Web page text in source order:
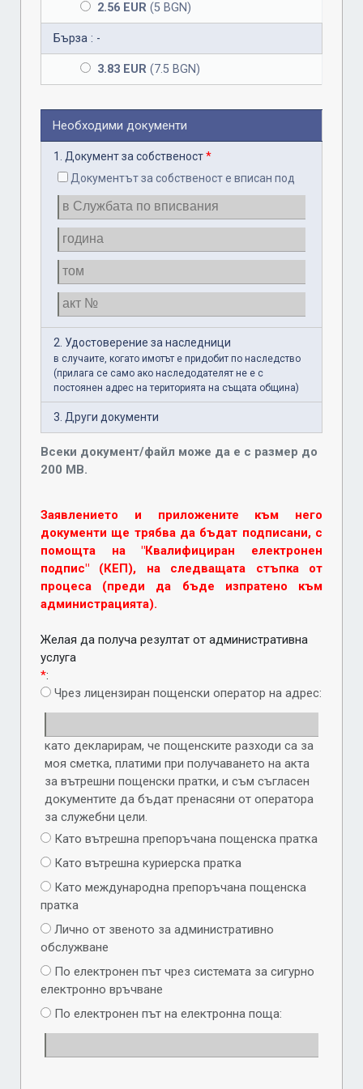
2.56 EUR (5 BGN)
Бърза : -
3.83 EUR (7.5 BGN)
Всеки документ/файл може да е с размер до
200 MB.
Необходими документи
1. Документ за собственост*
Документът за собственост е вписан под
2. Удостоверение за наследници
в случаите, когато имотът е придобит по наследство
(прилага се само ако наследодателят не е с
постоянен адрес на територията на същата община)
3. Други документи
Заявлението и приложените към него
документи ще трябва да бъдат подписани, с
помощта на "Квалифициран електронен
подпис" (КЕП), на следващата стъпка от
процеса (преди да бъде изпратено към
администрацията).
Желая да получа резултат от административна
услуга
*:
Чрез лицензиран пощенски оператор на адрес:
като декларирам, че пощенските разходи са за
моя сметка, платими при получаването на акта
за вътрешни пощенски пратки, и съм съгласен
документите да бъдат пренасяни от оператора
за служебни цели.
Като вътрешна препоръчана пощенска пратка
Като вътрешна куриерска пратка
Като международна препоръчана пощенска
пратка
Лично от звеното за административно
обслужване
По електронен път чрез системата за сигурно
електронно връчване
По електронен път на електронна поща: